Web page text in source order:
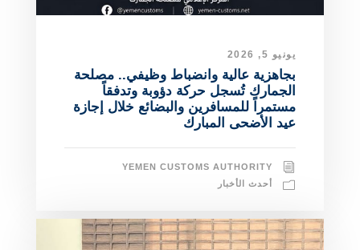
يونيو 5, 2026
بجاهزية عالية وانضباط وظيفي.. مصلحة
الجمارك تُسجل حركة دؤوبة وتدفقاً
مستمراً للمسافرين والبضائع خلال إجازة
عيد الأضحى المبارك
YEMEN CUSTOMS AUTHORITY
أحدث الأخبار